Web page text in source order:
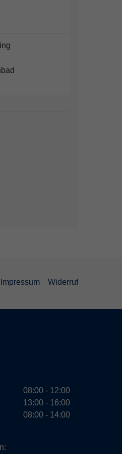
Impressum Widerruf
08:00 - 12:00
13:00 - 16:00
08:00 - 14:00